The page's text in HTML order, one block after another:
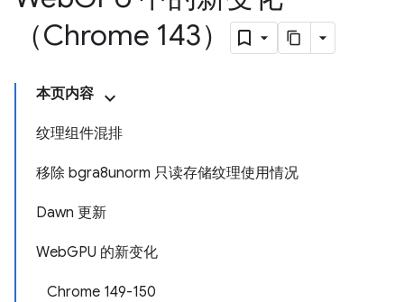
（Chrome 143）
本页内容
纹理组件混排
移除 bgra8unorm 只读存储纹理使用情况
Dawn 更新
WebGPU 的新变化
Chrome 149-150